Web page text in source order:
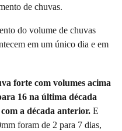
de chuvas.
do volume de chuvas
em um único dia e em
forte com volumes acima
16 na última década
a década anterior. E
foram de 2 para 7 dias,